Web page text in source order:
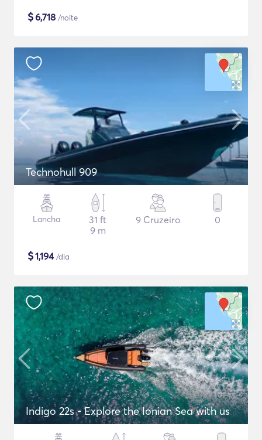
$6,718 /noite
Technohull 909
Lancha
31 ft
9 m
9 Cruzeiro 0
$1,194/dia
Indigo 22s - Explore the Ionian Sea with us